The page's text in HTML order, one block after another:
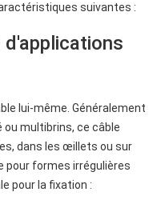
suivantes :
d'applications
lui-même. Généralement
multibrins, ce câble
dans les œillets ou sur
pour formes irrégulières
pour la fixation :